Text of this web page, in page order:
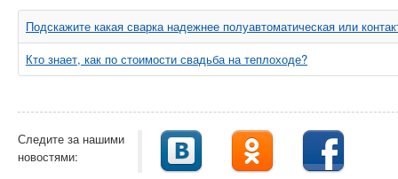
Подскажите какая сварка надежнее полуавтоматическая или
Кто знает, как по стоимости свадьба на теплоходе?
Следите за нашими
новостями: